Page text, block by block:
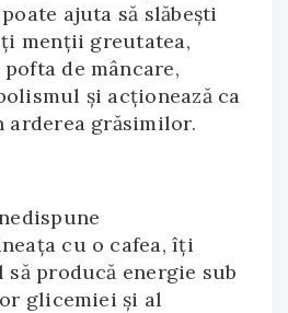
ajuta să slăbești
menții greutatea,
de mâncare,
și acționează ca
grăsimilor.
cu o cafea, îți
producă energie sub
glicemiei și al